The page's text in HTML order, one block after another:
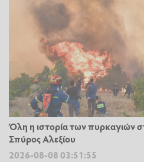
Όλη η ιστορία των πυρκαγιών
Σπύρος Αλεξίου
2026-08-08 03:51:55